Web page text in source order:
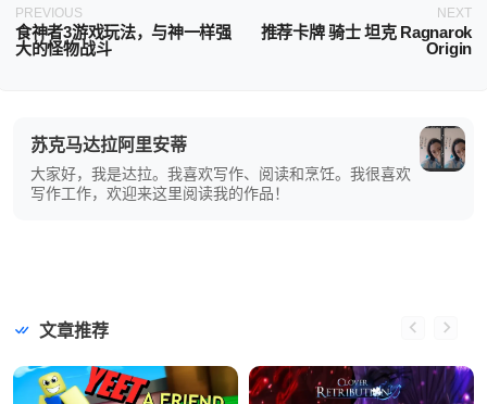
PREVIOUS
食神者3游戏玩法，与神一样强
大的怪物战斗
NEXT
推荐卡牌 骑士 坦克 Ragnarok
Origin
苏克马达拉阿里安蒂
大家好，我是达拉。我喜欢写作、阅读和烹饪。我很喜欢
写作工作，欢迎来这里阅读我的作品！
文章推荐